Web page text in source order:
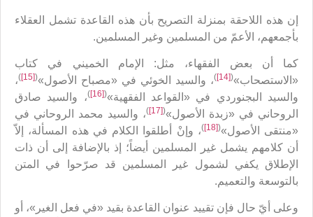
إن هذه اللاحقة بمنزلة التصريح بأن هذه القاعدة تشمل العقلاء
بأجمعهم، الأعمّ من المسلمين وغير المسلمين.
كما أن بعض الفقهاء، مثل: الإمام الخميني في كتاب
«الاستصحاب»(
[14]
)، والسيد الخوئي في «مصباح الأصول»(
[15]
)،
والسيد البجنوردي في «القواعد الفقهية»(
[16]
)، والسيد صادق
الروحاني في «زبدة الأصول»(
[17]
)، والسيد محمد الروحاني في
«منتقى الأصول»(
[18]
)، وإنْ أطلقوا الكلام في هذه المسألة، إلاّ
أن كلامهم يشمل غير المسلمين أيضاً؛ إذ بالإضافة إلى أن ذات
الإطلاق يكفي لشمول غير المسلمين قد صرّحوا في المتن
بالتوسعة والتعميم.
وعلى أيّ حال فإن تقييد عنوان القاعدة بقيد «في فعل الغير»، أو